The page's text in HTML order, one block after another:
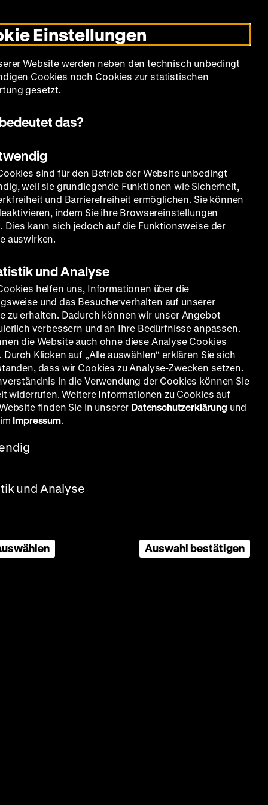
Modus
umschalten
Sprache
Filmreihen Über uns
Einstellungen
Website werden neben den technisch unbedingt
Cookies noch Cookies zur statistischen
gesetzt.
das?
sind für den Betrieb der Website unbedingt
weil sie grundlegende Funktionen wie Sicherheit,
und Barrierefreiheit ermöglichen. Sie können
indem Sie ihre Browsereinstellungen
Dies kann sich jedoch auf die Funktionsweise der
auswirken.
und Analyse
helfen uns, Informationen über die
und das Besucherverhalten auf unserer
zu erhalten. Dadurch können wir unser Angebot
verbessern und an Ihre Bedürfnisse anpassen.
die Website auch ohne diese Analyse Cookies
Durch Klicken auf „Alle auswählen“ erklären Sie sich
dass wir Cookies zu Analyse-Zwecken setzen.
in die Verwendung der Cookies können Sie
widerrufen. Weitere Informationen zu Cookies auf
finden Sie in unserer Datenschutzerklärung und
Impressum.
und Analyse
Auswahl bestätigen